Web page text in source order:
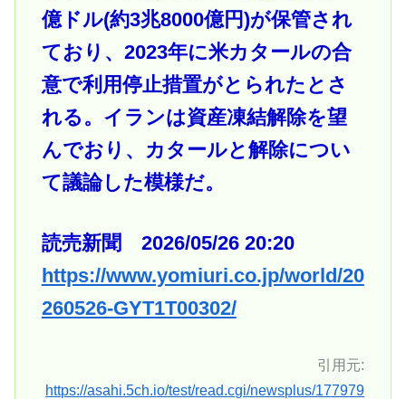
億ドル(約3兆8000億円)が保管され
ており、2023年に米カタールの合
意で利用停止措置がとられたとさ
れる。イランは資産凍結解除を望
んでおり、カタールと解除につい
て議論した模様だ。
読売新聞 2026/05/26 20:20
https://www.yomiuri.co.jp/world/20
260526-GYT1T00302/
引用元:
https://asahi.5ch.io/test/read.cgi/newsplus/177979